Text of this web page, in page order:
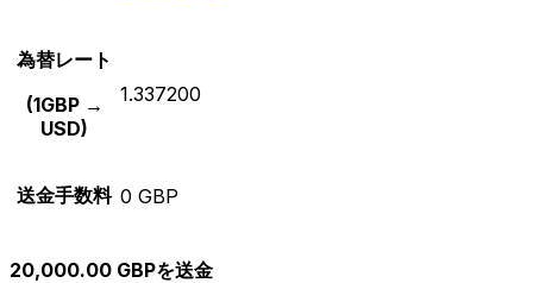
為替レート
(1GBP →
USD)
1.337200
送金手数料 0 GBP
20,000.00 GBPを送金